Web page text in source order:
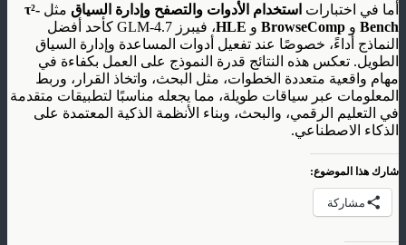
أما في اختبارات استخدام الأدوات والتصفح وإدارة السياق مثل τ²-
Bench و BrowseComp و HLE
، فيبرز GLM-4.7 كأحد أفضل
النماذج أداءً، خصوصًا عند تفعيل أدوات المساعدة وإدارة السياق
الطويل. تعكس هذه النتائج قدرة النموذج على العمل بكفاءة في
مهام واقعية متعددة الخطوات، مثل البحث، واتخاذ القرار، وربط
المعلومات عبر سياقات طويلة، مما يجعله مناسبًا لتطبيقات متقدمة
في التعليم الرقمي، والبحث، وبناء الأنظمة الذكية المعتمدة على
الذكاء الاصطناعي.
شارك هذا الموضوع:
مشاركة